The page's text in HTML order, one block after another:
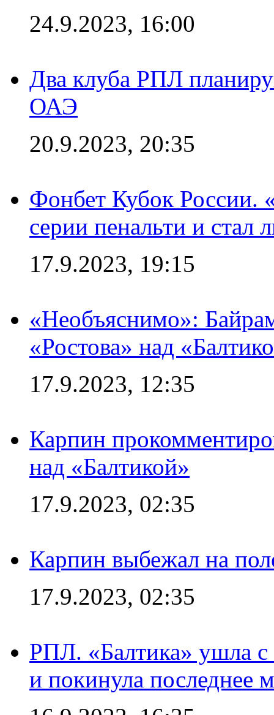
24.9.2023, 16:00
Два клуба РПЛ
ОАЭ
20.9.2023, 20:35
Фонбет Кубок России.
серии пенальти и стал
17.9.2023, 19:15
«Необъяснимо»:
«Ростова» над
17.9.2023, 12:35
Карпин
над «Балтикой»
17.9.2023, 02:35
Карпин выбежал на
17.9.2023, 02:35
РПЛ. «Балтика» ушла с
и покинула последнее